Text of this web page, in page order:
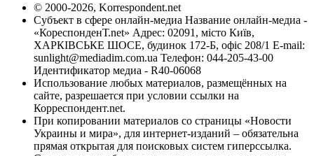
© 2000-2026, Korrespondent.net
Субъект в сфере онлайн-медиа Название онлайн-медиа -
«КореспонденТ.net» Адрес: 02091, місто Київ,
ХАРКІВСЬКЕ ШОСЕ, будинок 172-Б, офіс 208/1 E-mail:
sunlight@mediadim.com.ua Телефон: 044-205-43-00
Идентификатор медиа - R40-06068
Использование любых материалов, размещённых на
сайте, разрешается при условии ссылки на
Корреспондент.net.
При копировании материалов со страницы «Новости
Украины и мира», для интернет-изданий – обязательна
прямая открытая для поисковых систем гиперссылка.